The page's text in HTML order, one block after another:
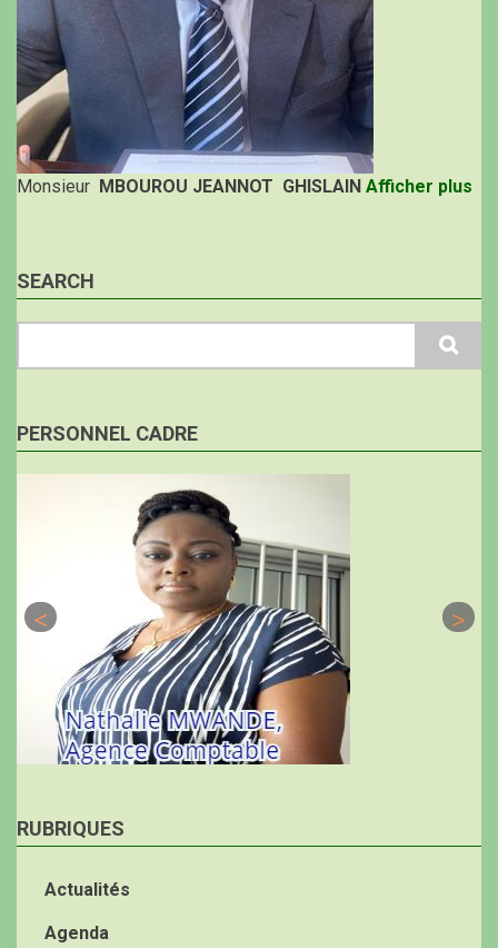
Monsieur MBOUROU JEANNOT GHISLAIN Afficher plus
SEARCH
PERSONNEL CADRE
RUBRIQUES
Actualités
Agenda